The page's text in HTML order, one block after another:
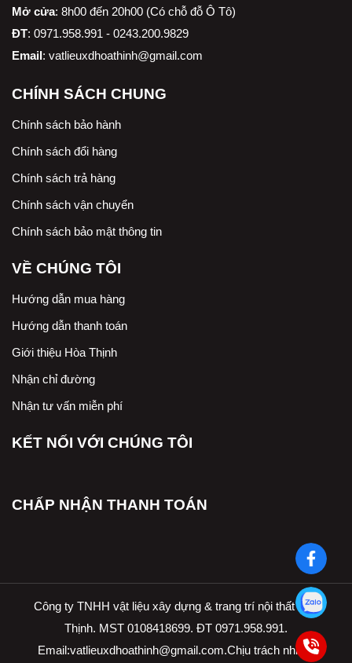
Mở cửa: 8h00 đến 20h00 (Có chỗ đỗ Ô Tô)
ĐT: 0971.958.991 - 0243.200.9829
Email : vatlieuxdhoathinh@gmail.com
CHÍNH SÁCH CHUNG
Chính sách bảo hành
Chính sách đổi hàng
Chính sách trả hàng
Chính sách vận chuyển
Chính sách bảo mật thông tin
VỀ CHÚNG TÔI
Hướng dẫn mua hàng
Hướng dẫn thanh toán
Giới thiệu Hòa Thịnh
Nhận chỉ đường
Nhận tư vấn miễn phí
KẾT NỐI VỚI CHÚNG TÔI
CHẤP NHẬN THANH TOÁN
Công ty TNHH vật liệu xây dựng & trang trí nội thất Hòa
Thịnh. MST 0108418699. ĐT 0971.958.991.
Email:vatlieuxdhoathinh@gmail.com.Chịu trách nhiệm